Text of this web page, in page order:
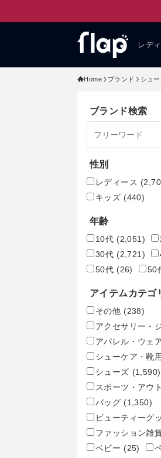
レデ
Home ブランド シュ
ブランド検索
性別
レディース
キッズ (440)
年齢
10代 (2,051)
30代 (2,721)
50代 (26) 50
アイテムカテゴ
その他 (238)
アクセサリー・
アパレル・ウェ
シューケア・靴
シューズ (1,590)
スポーツ・アウ
バッグ (1,350)
ビューティーグ
ファッション雑
ベビー (25)